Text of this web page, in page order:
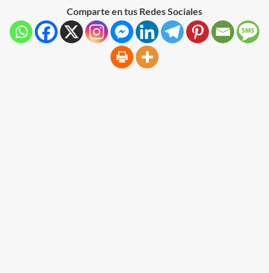
Comparte en tus Redes Sociales